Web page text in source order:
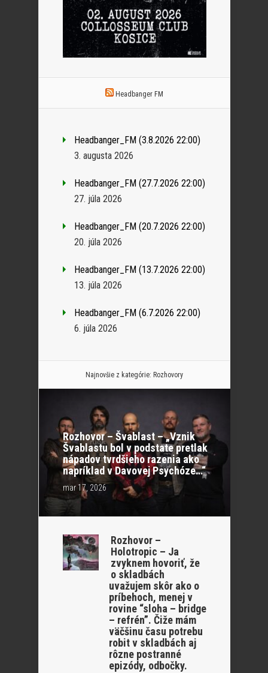
Headbanger FM
Headbanger_FM (3.8.2026 22:00)
3. augusta 2026
Headbanger_FM (27.7.2026 22:00)
27. júla 2026
Headbanger_FM (20.7.2026 22:00)
20. júla 2026
Headbanger_FM (13.7.2026 22:00)
13. júla 2026
Headbanger_FM (6.7.2026 22:00)
6. júla 2026
Najnovšie z kategórie: Rozhovory
Rozhovor – Švablast – „Vznik
Švablastu bol v podstate pretlak
nápadov tvrdšieho razenia ako
napríklad v Davovej Psychóze…“
mar 17, 2026
Rozhovor –
Holotropic – Ja
zvyknem hovoriť, že
o skladbách
uvažujem skôr ako o
príbehoch, menej v
rovine “sloha – bridge
– refrén”. Čiže mám
väčšinu času potrebu
robit v skladbách aj
rôzne postranné
epizódy, odbočky.